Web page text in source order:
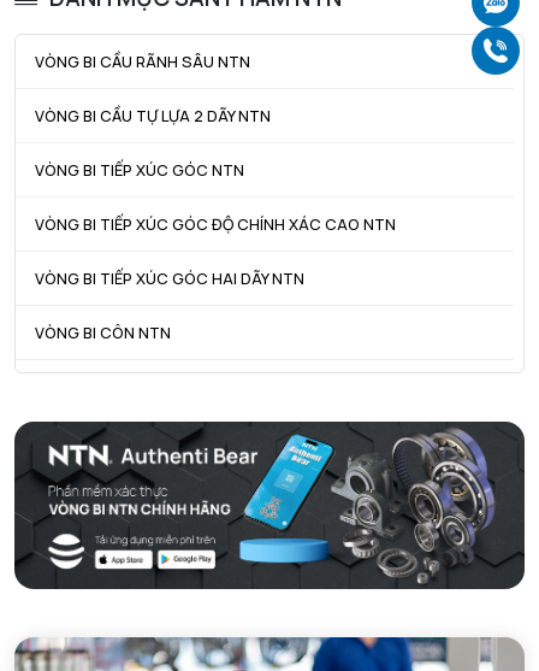
VÒNG BI CẦU RÃNH SÂU NTN
VÒNG BI CẦU TỰ LỰA 2 DÃY NTN
VÒNG BI TIẾP XÚC GÓC NTN
VÒNG BI TIẾP XÚC GÓC ĐỘ CHÍNH XÁC CAO NTN
VÒNG BI TIẾP XÚC GÓC HAI DÃY NTN
VÒNG BI CÔN NTN
VÒNG BI TANG TRỐNG CHẶN TRỤC NTN
VÒNG BI ĐŨA TRỤ NTN
VÒNG BI KIM NTN
VÒNG BI LĂN TRỤ ĐẨY NTN
Da max - Đường kính vai tối đa OR 135 mm
115 mm